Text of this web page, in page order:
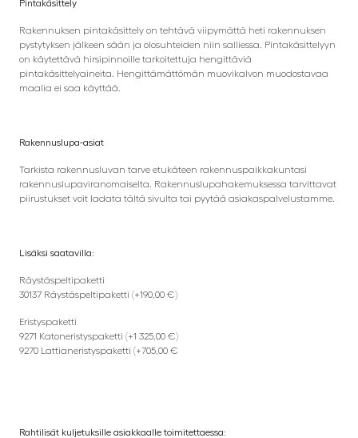
Pintakäsittely
Rakennuksen pintakäsittely on tehtävä viipymättä heti rakennuksen
pystytyksen jälkeen sään ja olosuhteiden niin salliessa. Pintakäsittelyyn
on käytettävä hirsipinnoille tarkoitettuja hengittäviä
pintakäsittelyaineita. Hengittämättömän muovikalvon muodostavaa
maalia ei saa käyttää.
Rakennuslupa-asiat
Tarkista rakennusluvan tarve etukäteen rakennuspaikkakuntasi
rakennuslupaviranomaiselta. Rakennuslupahakemuksessa tarvittavat
piirustukset voit ladata tältä sivulta tai pyytää asiakaspalvelustamme.
Lisäksi saatavilla:
Räystäspeltipaketti
30137 Räystäspeltipaketti (+190,00 €)
Eristyspaketti
9271 Katoneristyspaketti (+1 325,00 €)
9270 Lattianeristyspaketti (+705,00 €
Rahtilisät kuljetuksille asiakkaalle toimitettaessa: